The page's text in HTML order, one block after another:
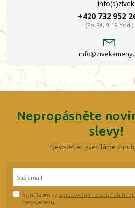
+420 732 952
(Po-Pá, 9-19 hod.)
Nepropásněte
slevy!
Newsletter odesíláme
Souhlasím se zpracováním osobních
newsletteru.